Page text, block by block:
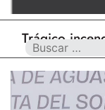
incendio